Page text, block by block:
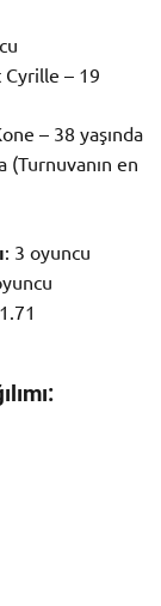
– 19
– 38 yaşında
(Turnuvanın en
: 3 oyuncu